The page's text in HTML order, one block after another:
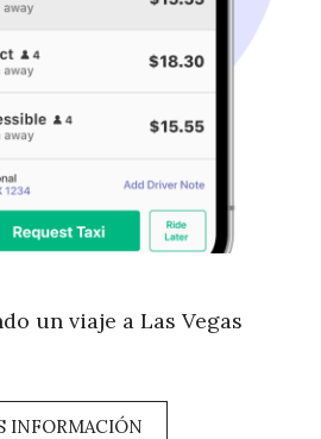
un viaje a Las Vegas
INFORMACIÓN